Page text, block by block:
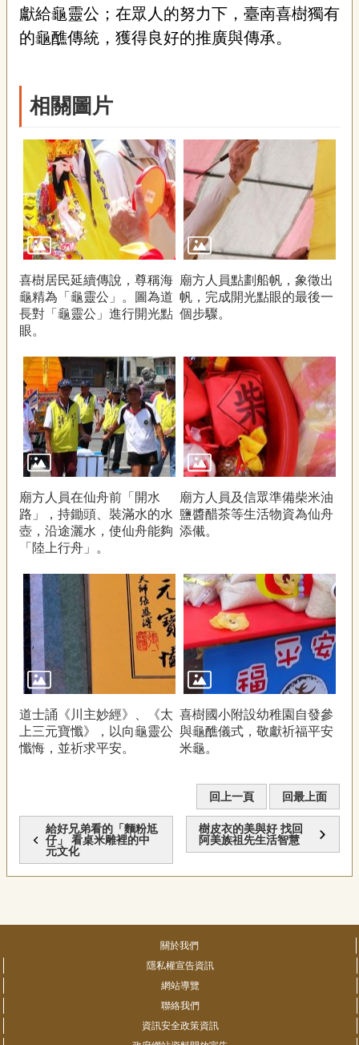
獻給龜靈公；在眾人的努力下，臺南喜樹獨有
的龜醮傳統，獲得良好的推廣與傳承。
相關圖片
喜樹居民延續傳說，尊稱海
龜精為「龜靈公」。圖為道
長對「龜靈公」進行開光點
眼。
廟方人員點劃船帆，象徵出
帆，完成開光點眼的最後一
個步驟。
廟方人員在仙舟前「開水
路」，持鋤頭、裝滿水的水
壺，沿途灑水，使仙舟能夠
「陸上行舟」。
廟方人員及信眾準備柴米油
鹽醬醋茶等生活物資為仙舟
添儎。
道士誦《川主妙經》、《太
上三元寶懺》，以向龜靈公
懺悔，並祈求平安。
喜樹國小附設幼稚園自發參
與龜醮儀式，敬獻祈福平安
米龜。
回上一頁 回最上面
給好兄弟看的「麵粉尪
仔」 看桌米雕裡的中
元文化
樹皮衣的美與好 找回
阿美族祖先生活智慧
關於我們
隱私權宣告資訊
網站導覽
聯絡我們
資訊安全政策資訊